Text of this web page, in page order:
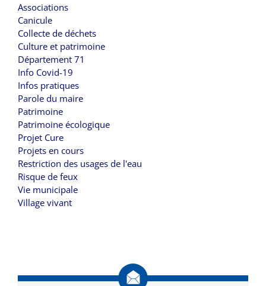
Associations
Canicule
Collecte de déchets
Culture et patrimoine
Département 71
Info Covid-19
Infos pratiques
Parole du maire
Patrimoine
Patrimoine écologique
Projet Cure
Projets en cours
Restriction des usages de l'eau
Risque de feux
Vie municipale
Village vivant